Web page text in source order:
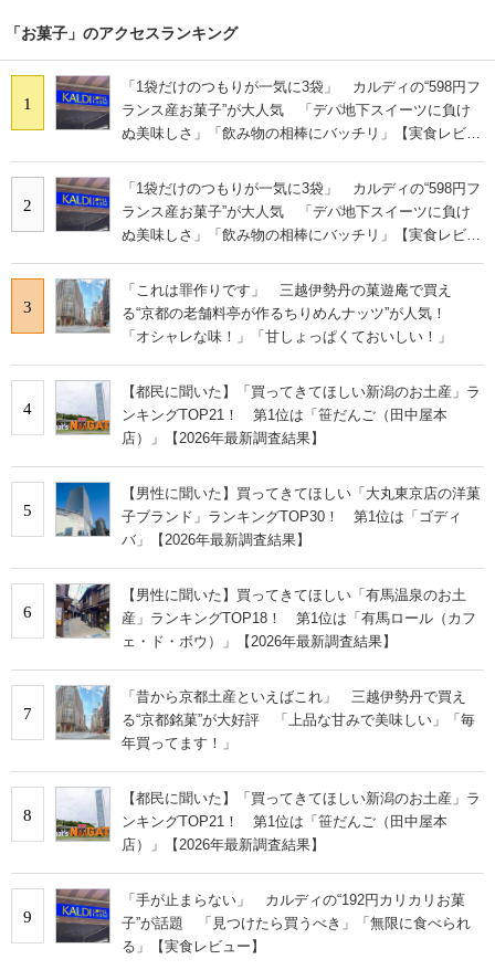
「お菓子」のアクセスランキング
1
「1袋だけのつもりが一気に3袋」 カルディの“598円フ
ランス産お菓子”が大人気 「デパ地下スイーツに負け
ぬ美味しさ」「飲み物の相棒にバッチリ」【実食レビュ
2
「1袋だけのつもりが一気に3袋」 カルディの“598円フ
ランス産お菓子”が大人気 「デパ地下スイーツに負け
ぬ美味しさ」「飲み物の相棒にバッチリ」【実食レビュ
3
「これは罪作りです」 三越伊勢丹の菓遊庵で買え
る“京都の老舗料亭が作るちりめんナッツ”が人気！
「オシャレな味！」「甘しょっぱくておいしい！」
4
【都民に聞いた】「買ってきてほしい新潟のお土産」ラ
ンキングTOP21！ 第1位は「笹だんご（田中屋本
店）」【2026年最新調査結果】
5
【男性に聞いた】買ってきてほしい「大丸東京店の洋菓
子ブランド」ランキングTOP30！ 第1位は「ゴディ
バ」【2026年最新調査結果】
6
【男性に聞いた】買ってきてほしい「有馬温泉のお土
産」ランキングTOP18！ 第1位は「有馬ロール（カフ
ェ・ド・ボウ）」【2026年最新調査結果】
7
「昔から京都土産といえばこれ」 三越伊勢丹で買え
る“京都銘菓”が大好評 「上品な甘みで美味しい」「毎
年買ってます！」
8
【都民に聞いた】「買ってきてほしい新潟のお土産」ラ
ンキングTOP21！ 第1位は「笹だんご（田中屋本
店）」【2026年最新調査結果】
9
「手が止まらない」 カルディの“192円カリカリお菓
子”が話題 「見つけたら買うべき」「無限に食べられ
る」【実食レビュー】